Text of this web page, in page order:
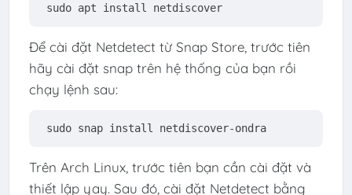
sudo apt install netdiscover
Để cài đặt Netdetect từ Snap Store, trước tiên
hãy cài đặt snap trên hệ thống của bạn rồi
chạy lệnh sau:
sudo snap install netdiscover-ondra
Trên Arch Linux, trước tiên bạn cần cài đặt và
thiết lập yay. Sau đó, cài đặt Netdetect bằng